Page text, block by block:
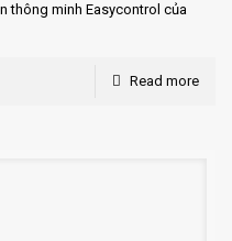
thông minh Easycontrol của
Read more